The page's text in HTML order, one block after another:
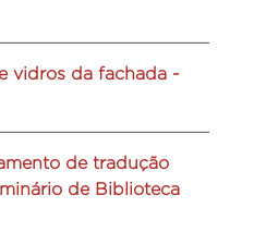
vidros da fachada -
de tradução
de Biblioteca